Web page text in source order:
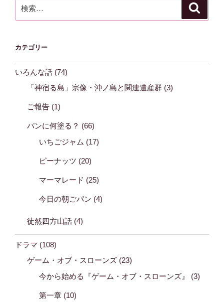
索:
カテゴリー
いろんな話 (74)
「神宿る島」宗像・沖ノ島と関連遺産群 (3)
ご報告 (1)
パンに何塗る？ (66)
いちごジャム (17)
ピーナッツ (20)
マーマレード (25)
今日の朝ごパン (4)
徒然四方山話 (4)
ドラマ (108)
ゲーム・オブ・スローンズ (23)
今から始める『ゲーム・オブ・スローンズ』
(3)
第一章 (10)